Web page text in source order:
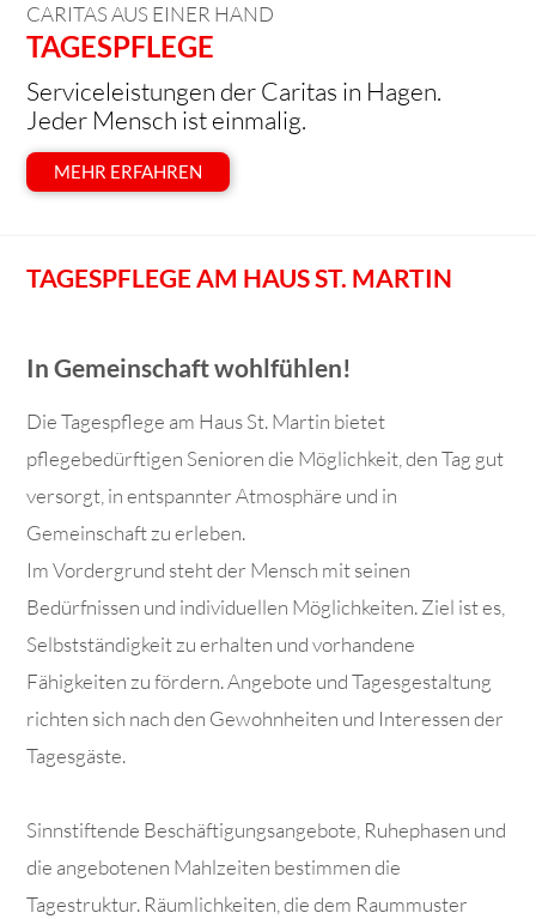
CARITAS AUS EINER HAND
TAGESPFLEGE
Serviceleistungen der Caritas in Hagen.
Jeder Mensch ist einmalig.
MEHR ERFAHREN
TAGESPFLEGE AM HAUS ST. MARTIN
In Gemeinschaft wohlfühlen!
Die Tagespflege am Haus St. Martin bietet
pflegebedürftigen Senioren die Möglichkeit, den Tag gut
versorgt, in entspannter Atmosphäre und in
Gemeinschaft zu erleben.
Im Vordergrund steht der Mensch mit seinen
Bedürfnissen und individuellen Möglichkeiten. Ziel ist es,
Selbstständigkeit zu erhalten und vorhandene
Fähigkeiten zu fördern. Angebote und Tagesgestaltung
richten sich nach den Gewohnheiten und Interessen der
Tagesgäste.
Sinnstiftende Beschäftigungsangebote, Ruhephasen und
die angebotenen Mahlzeiten bestimmen die
Tagestruktur. Räumlichkeiten, die dem Raummuster